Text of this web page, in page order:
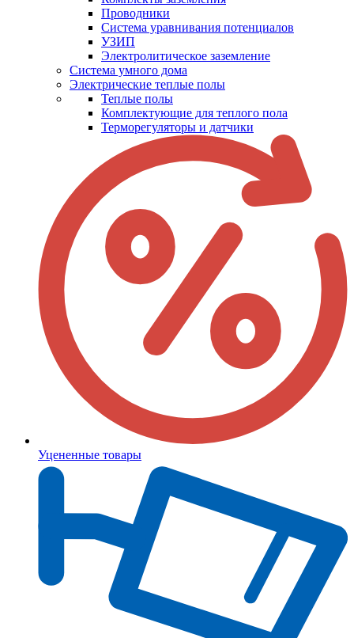
Проводники
Система уравнивания потенциалов
УЗИП
Электролитическое заземление
Система умного дома
Электрические теплые полы
Теплые полы
Комплектующие для теплого пола
Терморегуляторы и датчики
Уцененные товары